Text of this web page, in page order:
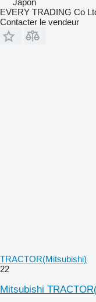
Japon
EVERY TRADING Co
Contacter le vendeur
TRACTOR(Mitsubishi)
22
Mitsubishi